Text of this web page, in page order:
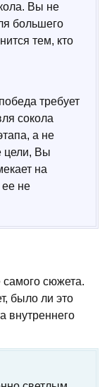
Вы не
большего
тем, кто
требует
сокола
а не
цели, Вы
на
ее не
самого сюжета.
было ли это
внутреннего